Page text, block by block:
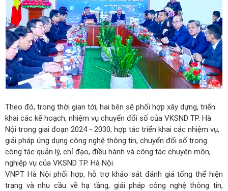
Theo đó, trong thời gian tới, hai bên sẽ phối hợp xây dựng, triển
khai các kế hoạch, nhiệm vụ chuyển đổi số của VKSND TP. Hà
Nội trong giai đoạn 2024 - 2030; hợp tác triển khai các nhiệm vụ,
giải pháp ứng dụng công nghệ thông tin, chuyển đổi số trong
công tác quản lý, chỉ đạo, điều hành và công tác chuyên môn,
nghiệp vụ của VKSND TP. Hà Nội.
VNPT Hà Nội phối hợp, hỗ trợ khảo sát đánh giá tổng thể hiện
trạng và nhu cầu về hạ tầng, giải pháp công nghệ thông tin,